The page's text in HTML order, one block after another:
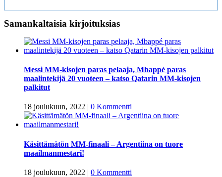
Samankaltaisia kirjoituksias
Messi MM-kisojen paras pelaaja, Mbappé paras
maalintekijä 20 vuoteen – katso Qatarin MM-kisojen
palkitut
18 joulukuun, 2022 0 Kommentti
Käsittämätön MM-finaali – Argentiina on tuore
maailmanmestari!
18 joulukuun, 2022 | 0 Kommentti